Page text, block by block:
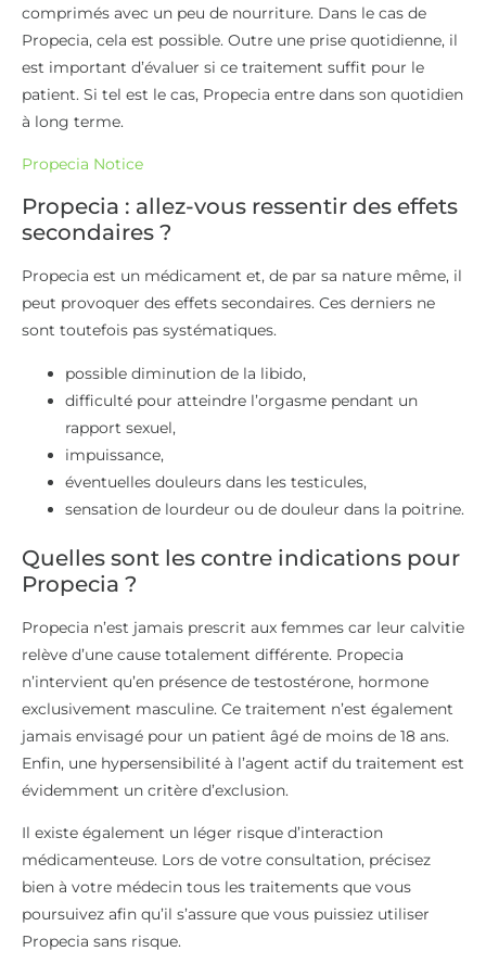
comprimés avec un peu de nourriture. Dans le cas de
Propecia, cela est possible. Outre une prise quotidienne, il
est important d’évaluer si ce traitement suffit pour le
patient. Si tel est le cas, Propecia entre dans son quotidien
à long terme.
Propecia Notice
Propecia : allez-vous ressentir des effets
secondaires ?
Propecia est un médicament et, de par sa nature même, il
peut provoquer des effets secondaires. Ces derniers ne
sont toutefois pas systématiques.
possible diminution de la libido,
difficulté pour atteindre l’orgasme pendant un
rapport sexuel,
impuissance,
éventuelles douleurs dans les testicules,
sensation de lourdeur ou de douleur dans la poitrine.
Quelles sont les contre indications pour
Propecia ?
Propecia n’est jamais prescrit aux femmes car leur calvitie
relève d’une cause totalement différente. Propecia
n’intervient qu’en présence de testostérone, hormone
exclusivement masculine. Ce traitement n’est également
jamais envisagé pour un patient âgé de moins de 18 ans.
Enfin, une hypersensibilité à l’agent actif du traitement est
évidemment un critère d’exclusion.
Il existe également un léger risque d’interaction
médicamenteuse. Lors de votre consultation, précisez
bien à votre médecin tous les traitements que vous
poursuivez afin qu’il s’assure que vous puissiez utiliser
Propecia sans risque.